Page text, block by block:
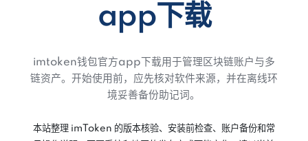
app下载
imtoken钱包官方app下载用于管理区块链账户与多
链资产。开始使用前，应先核对软件来源，并在离线环
境妥善备份助记词。
本站整理 imToken 的版本核验、安装前检查、账户备份和常